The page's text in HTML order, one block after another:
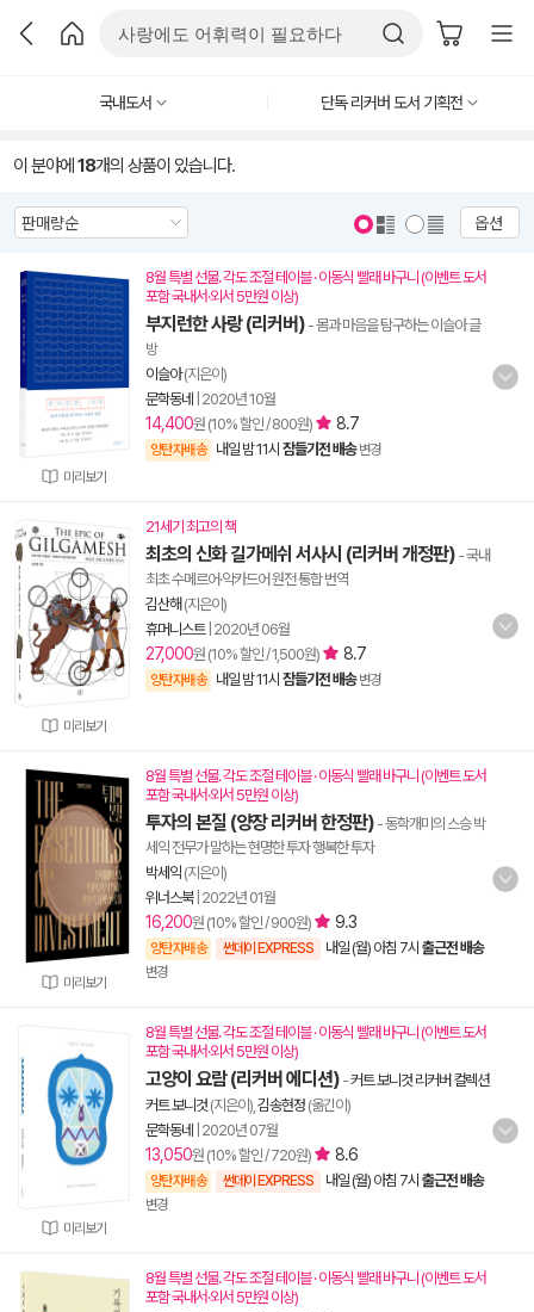
국내도서 단독 리커버 도서 기획전
이 분야에 18개의 상품이 있습니다.
옵션
미리보기
8월 특별 선물. 각도 조절 테이블 · 이동식 빨래 바구니 (이벤트 도서
포함 국내서·외서 5만원 이상)
부지런한 사랑 (리커버) - 몸과 마음을 탐구하는 이슬아 글
방
이슬아(지은이)
문학동네
2020년 10월
14,400원 (10% 할인 / 800원) 8.7
양탄자배송 내일 밤 11시 잠들기전 배송 변경
미리보기
21세기 최고의 책
최초의 신화 길가메쉬 서사시 (리커버 개정판) - 국내
최초 수메르어·악카드어 원전 통합 번역
김산해 (지은이)
휴머니스트| 2020년 06월
27,000원 (10% 할인 / 1,500원) 8.7
양탄자배송 내일 밤 11시 잠들기전 배송 변경
미리보기
8월 특별 선물. 각도 조절 테이블 · 이동식 빨래 바구니 (이벤트 도서
포함 국내서·외서 5만원 이상)
투자의 본질 (양장 리커버 한정판) - 동학개미의 스승 박
세익 전무가 말하는 현명한 투자 행복한 투자
박세익 (지은이)
위너스북| 2022년 01월
16,200원 (10% 할인 / 900원) 9.3
양탄자배송 썬데이 EXPRESS 내일 (월) 아침 7시 출근전 배송
변경
미리보기
8월 특별 선물. 각도 조절 테이블 · 이동식 빨래 바구니 (이벤트 도서
포함 국내서·외서 5만원 이상)
고양이 요람 (리커버 에디션) -커트 보니것 리커버 컬렉션
커트 보니것 (지은이), 김송현정 (옮긴이)
문학동네
2020년 07월
13,050원 (10% 할인 / 720원) 8.6
양탄자배송 썬데이 EXPRESS 내일 (월) 아침 7시 출근전 배송
변경
8월 특별 선물. 각도 조절 테이블 · 이동식 빨래 바구니 (이벤트 도서
포함 국내서·외서 5만원 이상)